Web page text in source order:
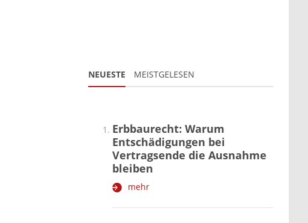
NEUESTE MEISTGELESEN
Erbbaurecht: Warum
Entschädigungen bei
Vertragsende die Ausnahme
bleiben
mehr